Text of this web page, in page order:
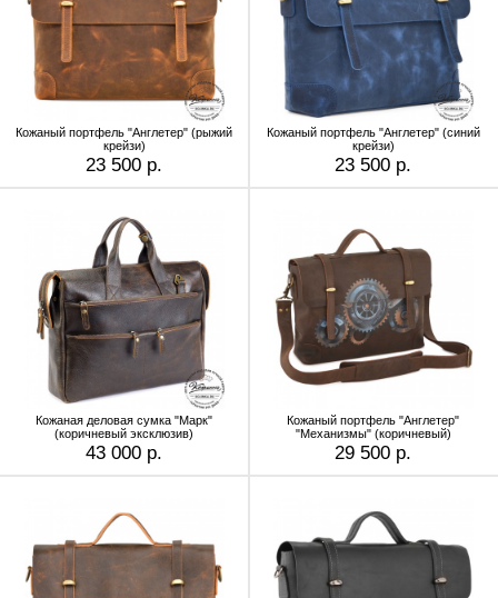
Кожаный портфель "Англетер" (рыжий
крейзи)
23 500 р.
Кожаный портфель "Англетер" (синий
крейзи)
23 500 р.
Кожаная деловая сумка "Марк"
(коричневый эксклюзив)
43 000 р.
Кожаный портфель "Англетер"
"Механизмы" (коричневый)
29 500 р.